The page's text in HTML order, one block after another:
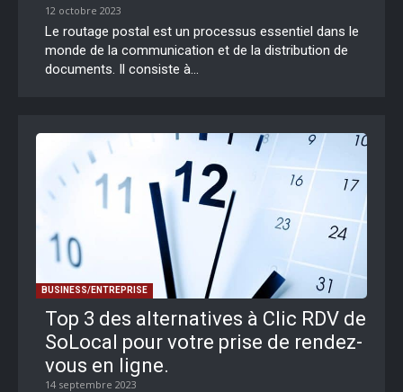
12 octobre 2023
Le routage postal est un processus essentiel dans le
monde de la communication et de la distribution de
documents. Il consiste à...
BUSINESS/ENTREPRISE
Top 3 des alternatives à Clic RDV de
SoLocal pour votre prise de rendez-
vous en ligne.
14 septembre 2023